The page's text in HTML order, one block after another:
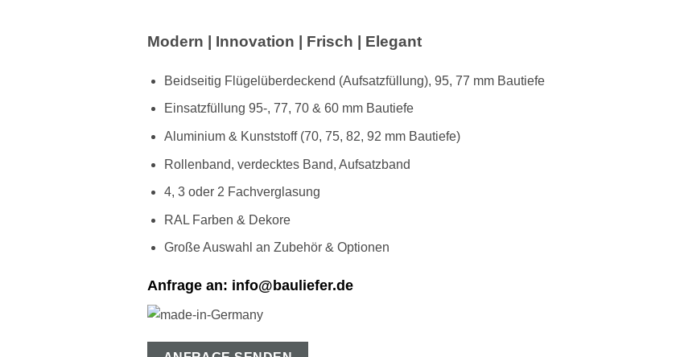
Modern | Innovation | Frisch | Elegant
Beidseitig Flügelüberdeckend (Aufsatzfüllung), 95, 77 mm Bautiefe
Einsatzfüllung 95-, 77, 70 & 60 mm Bautiefe
Aluminium & Kunststoff (70, 75, 82, 92 mm Bautiefe)
Rollenband, verdecktes Band, Aufsatzband
4, 3 oder 2 Fachverglasung
RAL Farben & Dekore
Große Auswahl an Zubehör & Optionen
Anfrage an: info@bauliefer.de